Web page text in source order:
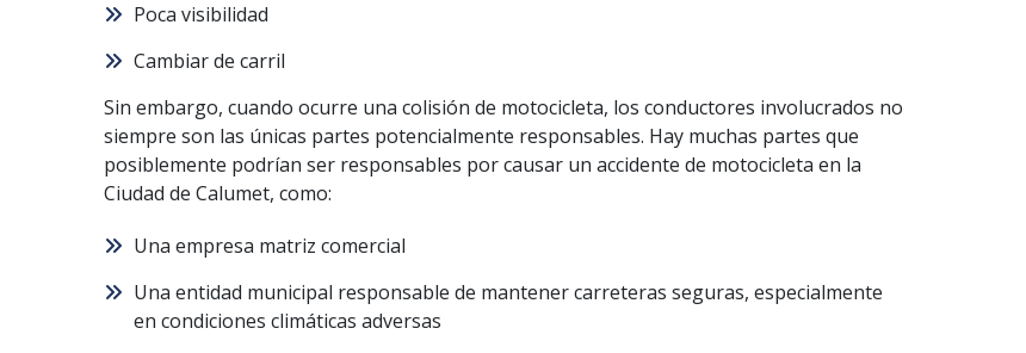
Poca visibilidad
Cambiar de carril
Sin embargo, cuando ocurre una colisión de motocicleta, los conductores involucrados no
siempre son las únicas partes potencialmente responsables. Hay muchas partes que
posiblemente podrían ser responsables por causar un accidente de motocicleta en la
Ciudad de Calumet, como:
Una empresa matriz comercial
Una entidad municipal responsable de mantener carreteras seguras, especialmente
en condiciones climáticas adversas